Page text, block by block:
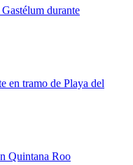
durante
en tramo de Playa del
Quintana Roo